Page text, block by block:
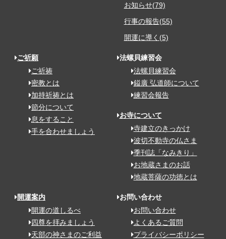
お知らせ(79)
行事の報告(55)
開運に導く(5)
ご祈願
ご祈祷
密教とは
加持祈祷とは
節分について
息をすること
手を合わせましょう
法螺貝練習会
法螺貝練習会
鎰廣 弘道師について
練習会報告
お寺について
寺建立のきっかけ
波切不動寺の仏さま
季刊誌「なみきり」
お地蔵さまのお話
地蔵菩薩の功徳とは
開運案内
開運の道しるべ
四尊を拝みましょう
天部の神さまのご利益
お問い合わせ
お問い合わせ
よくあるご質問
プライバシーポリシー